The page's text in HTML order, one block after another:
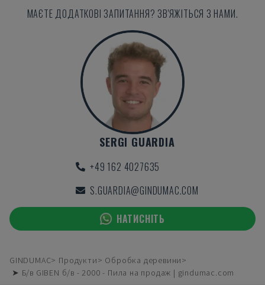
МАЄТЕ ДОДАТКОВІ ЗАПИТАННЯ? ЗВ'ЯЖІТЬСЯ З НАМИ.
SERGI GUARDIA
+49 162 4027635
S.GUARDIA@GINDUMAC.COM
НАТИСНІТЬ
GINDUMAC Продукти
Обробка деревини
➤ Б/в GIBEN б/в - 2000 - Пила на продаж | gindumac.com